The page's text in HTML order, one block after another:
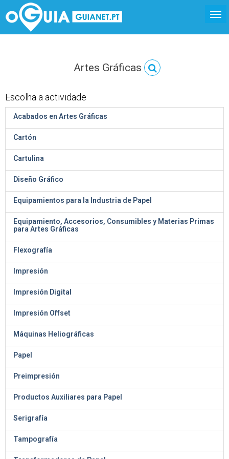
Artes Gráficas
Escolha a actividade
Acabados en Artes Gráficas
Cartón
Cartulina
Diseño Gráfico
Equipamientos para la Industria de Papel
Equipamiento, Accesorios, Consumibles y Materias Primas
para Artes Gráficas
Flexografía
Impresión
Impresión Digital
Impresión Offset
Máquinas Heliográficas
Papel
Preimpresión
Productos Auxiliares para Papel
Serigrafía
Tampografía